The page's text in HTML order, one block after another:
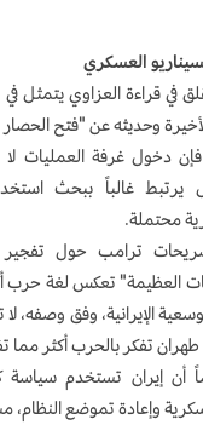
العسكري
في قراءة العزاوي يتمثل
وحديثه عن "فتح الحصار
دخول غرفة العمليات لا
غالباً ببحث
محتملة.
ترامب حول تفجير
العظيمة" تعكس لغة حرب
الإيرانية، وفق وصفه،
طهران تفكر بالحرب أكثر مما
أن إيران تستخدم
وإعادة تموضع النظام،